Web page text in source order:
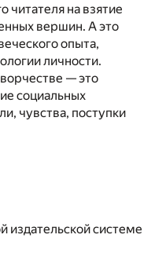
читателя на взятие
вершин. А это
опыта,
личности.
— это
социальных
чувства, поступки
издательской системе